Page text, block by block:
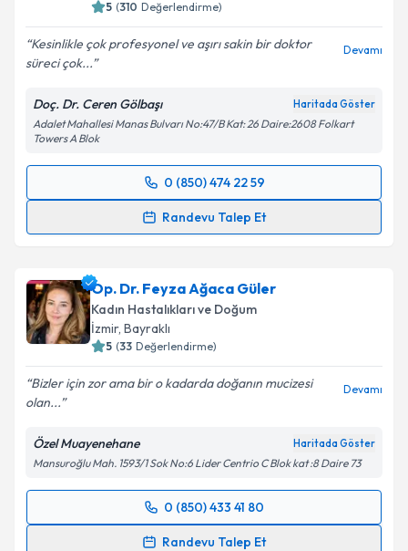
5 (310 Değerlendirme)
Kesinlikle çok profesyonel ve aşırı sakin bir doktor
süreci çok...
Devamı
Doç. Dr. Ceren Gölbaşı Haritada Göster
Adalet Mahallesi Manas Bulvarı No:47/B Kat: 26 Daire:2608 Folkart
Towers A Blok
0 (850) 474 22 59
Randevu Talep Et
Randevu Takvimi Talebi
takvim hazırlandığında e-posta ile bilgilendireceğiz.
E-posta Adresiniz
kapsamda işlenmesini kabul ediyorum.
Takvim Talebini Gönder
Op. Dr. Feyza Ağaca Güler
Kadın Hastalıkları ve Doğum
İzmir, Bayraklı
5 (33 Değerlendirme)
Bizler için zor ama bir o kadarda doğanın mucizesi
olan...
Devamı
Özel Muayenehane Haritada Göster
Mansuroğlu Mah. 1593/1 Sok No:6 Lider Centrio C Blok kat :8 Daire 73
0 (850) 433 41 80
Randevu Talep Et
Randevu Takvimi Talebi